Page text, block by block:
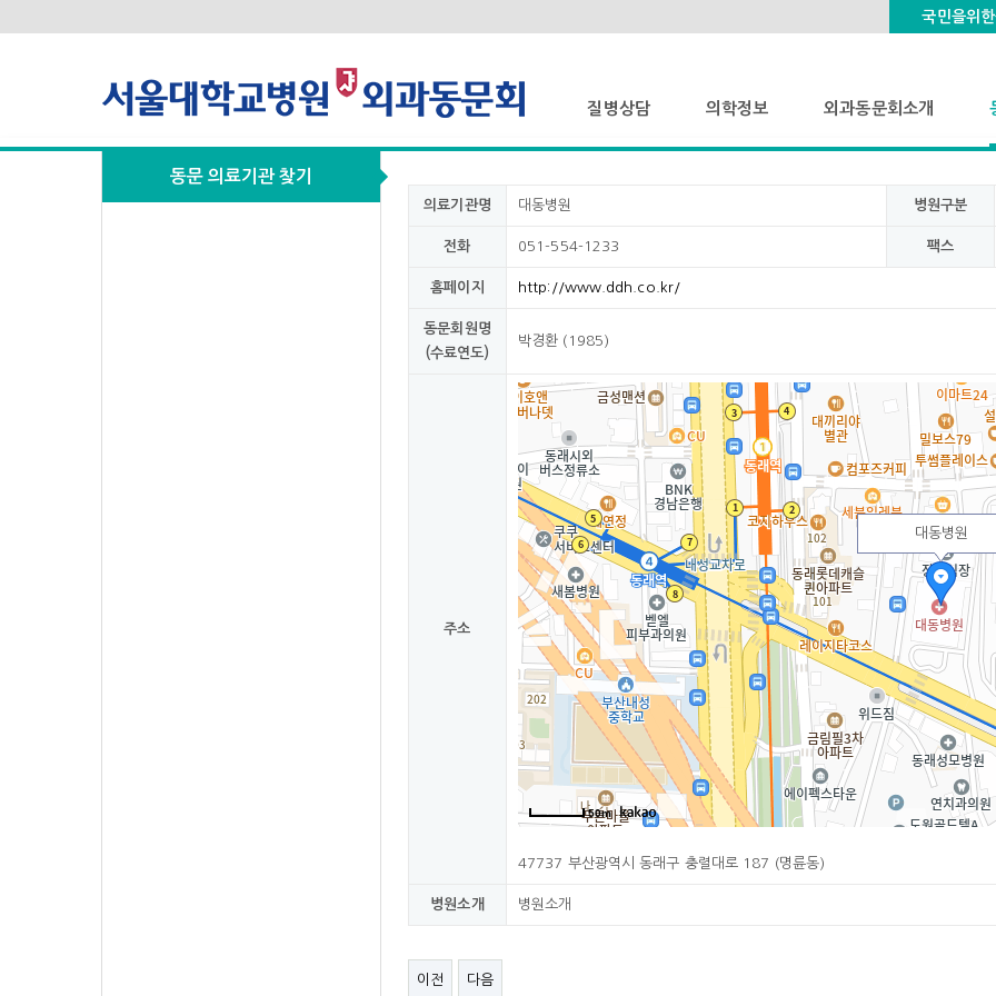
국민을위
질병상담 의학정보 외과동문회소개
동문 의료기관 찾기
의료기관명 대동병원 병원구분
전화 051-554-1233 팩스
홈페이지 http://www.ddh.co.kr/
동문회원명
(수료연도)
박경환 (1985)
주소
대동병원
50m
47737 부산광역시 동래구 충렬대로 187 (명륜동)
병원소개 병원소개
이전 다음